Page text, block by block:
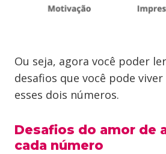
Ou seja, agora você poder
desafios que você pode
esses dois números.
Desafios do amor de
cada número